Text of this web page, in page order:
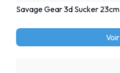
Savage Gear 3d Sucker 23cm
Voir